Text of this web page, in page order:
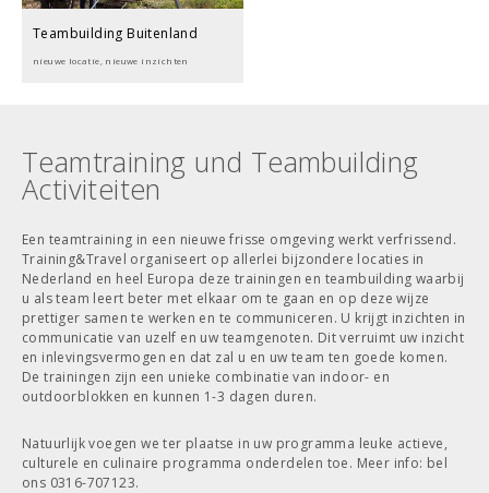
Teambuilding Buitenland
nieuwe locatie, nieuwe inzichten
Teamtraining und Teambuilding
Activiteiten
Een teamtraining in een nieuwe frisse omgeving werkt verfrissend.
Training&Travel organiseert op allerlei bijzondere locaties in
Nederland en heel Europa deze trainingen en teambuilding waarbij
u als team leert beter met elkaar om te gaan en op deze wijze
prettiger samen te werken en te communiceren. U krijgt inzichten in
communicatie van uzelf en uw teamgenoten. Dit verruimt uw inzicht
en inlevingsvermogen en dat zal u en uw team ten goede komen.
De trainingen zijn een unieke combinatie van indoor- en
outdoorblokken en kunnen 1-3 dagen duren.
Natuurlijk voegen we ter plaatse in uw programma leuke actieve,
culturele en culinaire programma onderdelen toe. Meer info: bel
ons 0316-707123.